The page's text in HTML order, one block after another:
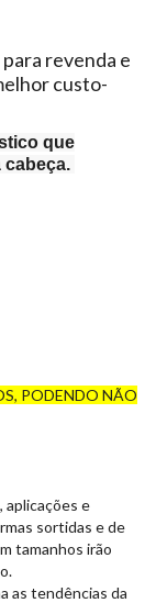
revenda e
custo-
que
cabeça.
PODENDO NÃO
aplicações e
sortidas e de
tamanhos irão
as tendências da